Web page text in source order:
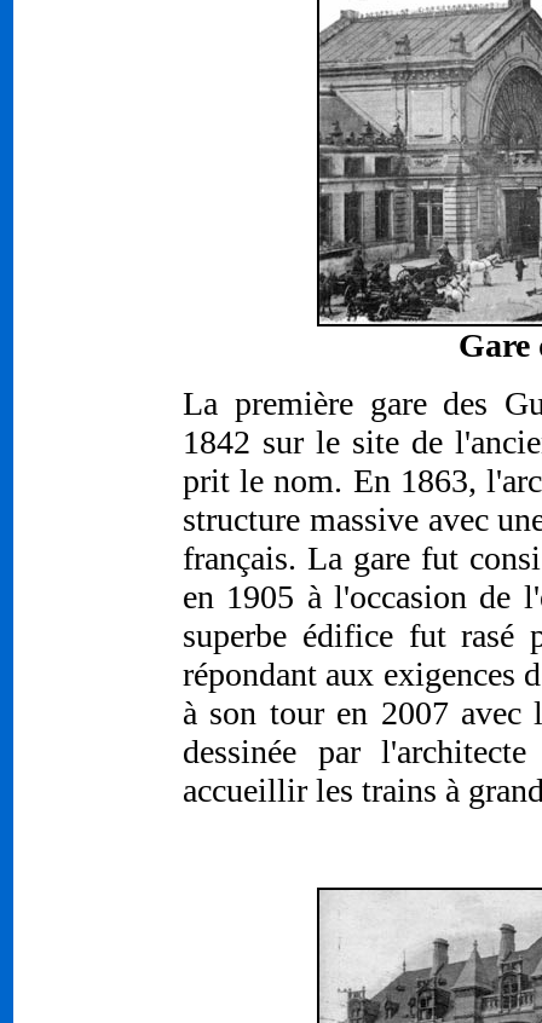
Gare
La première gare des
1842 sur le site de
prit le nom. En 1863,
structure massive avec
français. La gare fut
en 1905 à l'occasion de
superbe édifice fut rasé
répondant aux exigences
à son tour en 2007 avec
dessinée par
accueillir les trains à